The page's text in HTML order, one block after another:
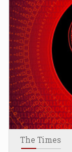
The Times